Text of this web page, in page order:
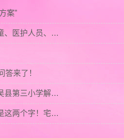
案”
· 【抗击疫情 围观学习】来看！新冠肺炎疫情期间妇女儿童、医护人员、婚姻家庭心理咨询问答
答来了！
· 【共抗疫情 巾帼在行动】"携手共济战疫克难" ——记孙吴县第三小学解红霞疫情防控工作事迹
· 【抗击疫情 家教课堂】疫情下，让孩子实现弯道超车的是这两个字！宅家上网课，4招打败手机诱惑